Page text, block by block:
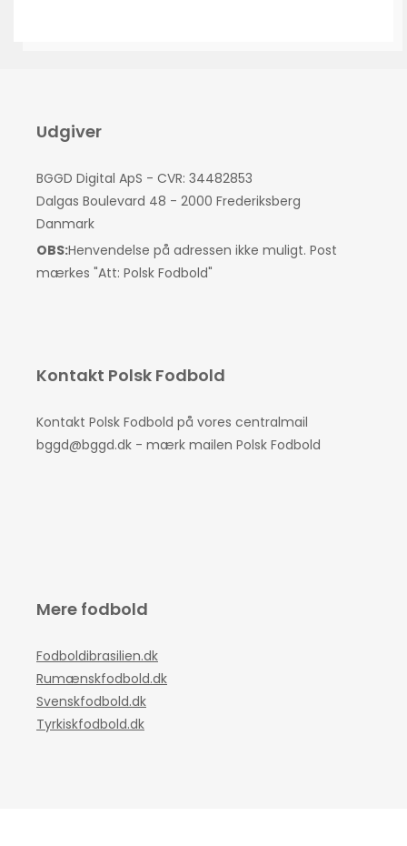
Udgiver
BGGD Digital ApS - CVR: 34482853
Dalgas Boulevard 48 - 2000 Frederiksberg
Danmark
OBS:Henvendelse på adressen ikke muligt. Post
mærkes "Att: Polsk Fodbold"
Kontakt Polsk Fodbold
Kontakt Polsk Fodbold på vores centralmail
bggd@bggd.dk - mærk mailen Polsk Fodbold
Mere fodbold
Fodboldibrasilien.dk
Rumænskfodbold.dk
Svenskfodbold.dk
Tyrkiskfodbold.dk